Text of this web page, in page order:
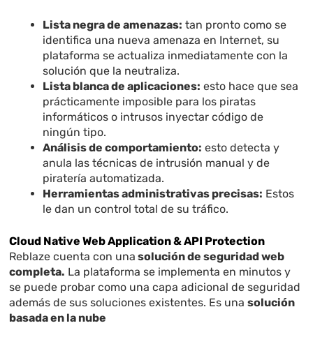
Lista negra de amenazas: tan pronto como se
identifica una nueva amenaza en Internet, su
plataforma se actualiza inmediatamente con la
solución que la neutraliza.
Lista blanca de aplicaciones: esto hace que sea
prácticamente imposible para los piratas
informáticos o intrusos inyectar código de
ningún tipo.
Análisis de comportamiento: esto detecta y
anula las técnicas de intrusión manual y de
piratería automatizada.
Herramientas administrativas precisas: Estos
le dan un control total de su tráfico.
Cloud Native Web Application & API Protection
Reblaze cuenta con una solución de seguridad web
completa. La plataforma se implementa en minutos y
se puede probar como una capa adicional de seguridad
además de sus soluciones existentes. Es unasolución
basada en la nube